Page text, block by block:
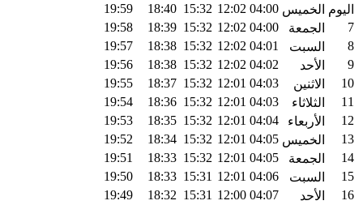
اليوم الخميس 04:00
12:02
15:32
18:40
19:59
7
الجمعة 04:00
12:02
15:32
18:39
19:58
8
السبت 04:01
12:02
15:32
18:38
19:57
9
الأحد 04:02
12:02
15:32
18:38
19:56
10
الاثنين 04:03
12:01
15:32
18:37
19:55
11
الثلاثاء 04:03
12:01
15:32
18:36
19:54
12
الأربعاء 04:04
12:01
15:32
18:35
19:53
13
الخميس 04:05
12:01
15:32
18:34
19:52
14
الجمعة 04:05
12:01
15:32
18:33
19:51
15
السبت 04:06
12:01
15:31
18:33
19:50
16
الأحد 04:07
12:00
15:31
18:32
19:49